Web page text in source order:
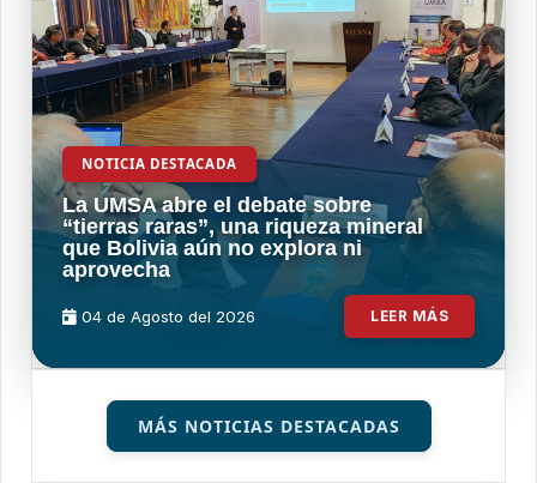
NOTICIA DESTACADA
La UMSA abre el debate sobre
“tierras raras”, una riqueza mineral
que Bolivia aún no explora ni
aprovecha
04 de Agosto del 2026 LEER MÁS
MÁS NOTICIAS DESTACADAS